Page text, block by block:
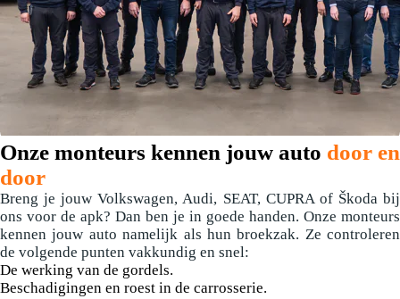
Onze monteurs kennen jouw auto door en
door
Breng je jouw Volkswagen, Audi, SEAT, CUPRA of Škoda bij
ons voor de apk? Dan ben je in goede handen. Onze monteurs
kennen jouw auto namelijk als hun broekzak. Ze controleren
de volgende punten vakkundig en snel:
De werking van de gordels.
Beschadigingen en roest in de carrosserie.